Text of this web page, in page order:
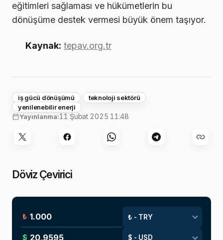
eğitimleri sağlaması ve hükümetlerin bu
dönüşüme destek vermesi büyük önem taşıyor.
Kaynak: tepav.org.tr
iş gücü dönüşümü
teknoloji sektörü
yenilenebilir enerji
Yayınlanma:11 Şubat 2025 11:48
Döviz Çevirici
₺
$